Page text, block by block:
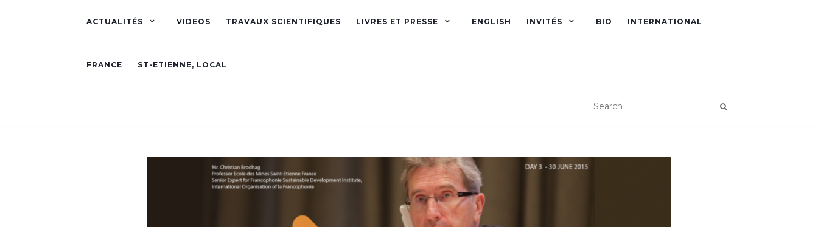
ACTUALITÉS VIDEOS TRAVAUX SCIENTIFIQUES LIVRES ET PRESSE ENGLISH INVITÉS BIO INTERNATIONAL
FRANCE ST-ETIENNE, LOCAL